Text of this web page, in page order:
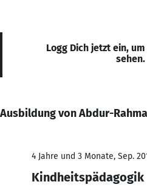
Logg Dich jetzt ein,
sehen.
Ausbildung von Abdur-
4 Jahre und 3 Monate, Sep.
Kindheitspädagogik